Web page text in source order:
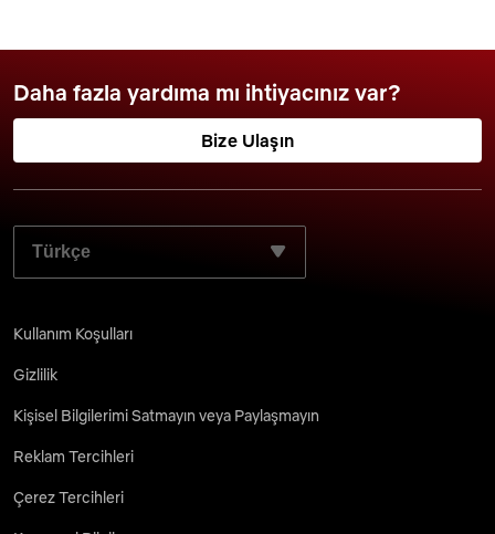
Daha fazla yardıma mı ihtiyacınız var?
Bize Ulaşın
TERCIH ETTIĞINIZ DILI SEÇIN:
Kullanım Koşulları
Gizlilik
Kişisel Bilgilerimi Satmayın veya Paylaşmayın
Reklam Tercihleri
Çerez Tercihleri